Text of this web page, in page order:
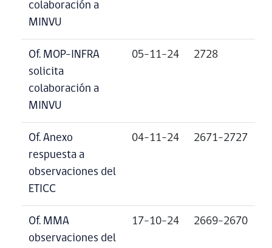
colaboración a
MINVU
Of. MOP-INFRA
solicita
colaboración a
MINVU
05-11-24 2728
Of. Anexo
respuesta a
observaciones del
ETICC
04-11-24 2671-2727
Of. MMA
observaciones del
17-10-24 2669-2670